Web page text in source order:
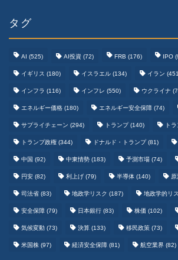
タグ
AI (525) AI投資 (72) FRB (176) IPO
イギリス (180) イスラエル (134) イラン
インフラ (116) インフレ (550) ウクライナ
エネルギー価格 (180) エネルギー安全保障 (74)
サプライチェーン (294) トランプ(140) ト
トランプ政権 (344) ドナルド・トランプ(81)
中国 (92) 中東情勢 (183) 予測市場 (74)
円安 (82) 利上げ (79) 半導体 (140)
司法省 (83) 地政学リスク (187) 地政学的リ
安全保障 (79) 日本銀行 (83) 株価 (102)
気候変動 (73) 決算 (133) 移民政策 (73)
米国株 (97) 経済安全保障 (81) 航空業界 (82)
野
サッカ